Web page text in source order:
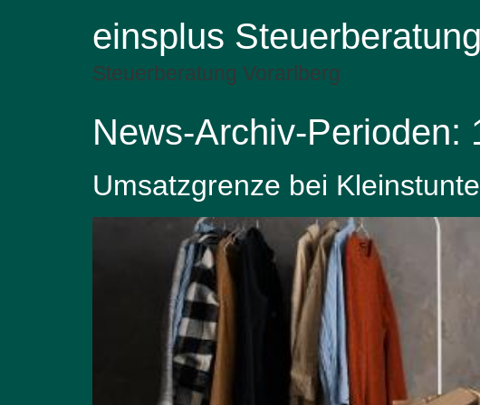
einsplus Steuerberatung
Steuerberatung Vorarlberg
News-Archiv-Perioden:
Umsatzgrenze bei